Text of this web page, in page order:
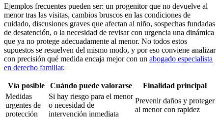
Ejemplos frecuentes pueden ser: un progenitor que no devuelve al
menor tras las visitas, cambios bruscos en las condiciones de
cuidado, discusiones graves que afectan al niño, sospechas fundadas
de desatención, o la necesidad de revisar con urgencia una dinámica
que ya no protege adecuadamente al menor. No todos estos
supuestos se resuelven del mismo modo, y por eso conviene analizar
con precisión qué medida encaja mejor con un abogado especialista
en derecho familiar.
Vía posible Cuándo puede valorarse
Finalidad principal
Medidas
urgentes de
protección
Si hay riesgo para el menor
o necesidad de
intervención inmediata
Prevenir daños y proteger
al menor con rapidez